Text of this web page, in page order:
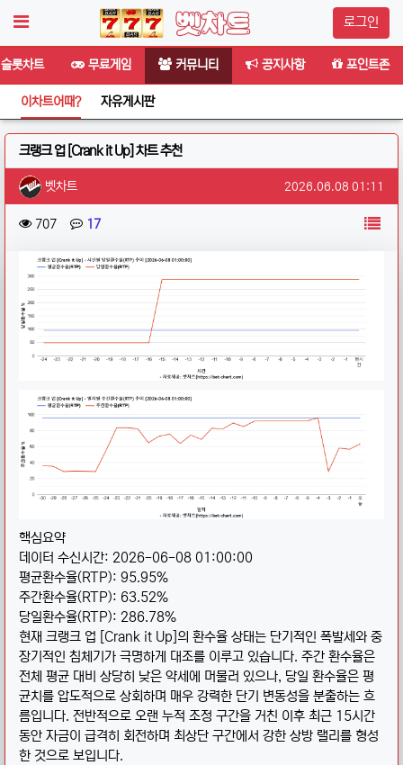
로그인
롯차트 무료게임 커뮤니티 공지사항 포인트존
이차트어때? 자유게시판
크랭크 업 [Crank it Up] 차트 추천
작성자 정보
벳차트 작성일
2026.06.08 01:11
컨텐츠 정보
707조회 17댓글 목록
핵심요약
데이터 수신시간: 2026-06-08 01:00:00
평균환수율(RTP): 95.95%
주간환수율(RTP): 63.52%
당일환수율(RTP): 286.78%
현재 크랭크 업 [Crank it Up]의 환수율 상태는 단기적인 폭발세와 중
장기적인 침체기가 극명하게 대조를 이루고 있습니다. 주간 환수율은
전체 평균 대비 상당히 낮은 약세에 머물러 있으나, 당일 환수율은 평
균치를 압도적으로 상회하며 매우 강력한 단기 변동성을 분출하는 흐
름입니다. 전반적으로 오랜 누적 조정 구간을 거친 이후 최근 15시간
동안 자금이 급격히 회전하며 최상단 구간에서 강한 상방 랠리를 형성
한 것으로 보입니다.